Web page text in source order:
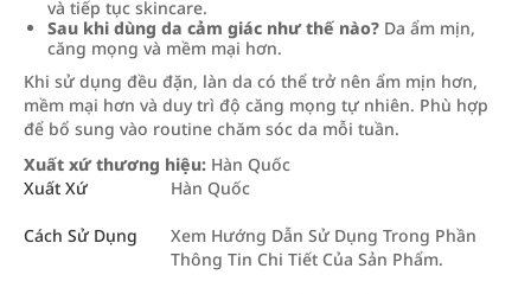
và tiếp tục skincare.
Sau khi dùng da cảm giác như thế nào? Da ẩm mịn,
căng mọng và mềm mại hơn.
Khi sử dụng đều đặn, làn da có thể trở nên ẩm mịn hơn,
mềm mại hơn và duy trì độ căng mọng tự nhiên. Phù hợp
để bổ sung vào routine chăm sóc da mỗi tuần.
Xuất xứ thương hiệu: Hàn Quốc
Xuất Xứ
Hàn Quốc
Cách Sử Dụng
Xem Hướng Dẫn Sử Dụng Trong Phần
Thông Tin Chi Tiết Của Sản Phẩm.